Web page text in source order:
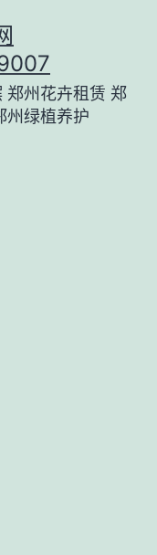
郑州花卉租赁 郑
州绿植养护